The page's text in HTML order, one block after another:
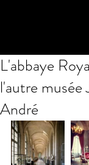
L'abbaye
l'autre
André